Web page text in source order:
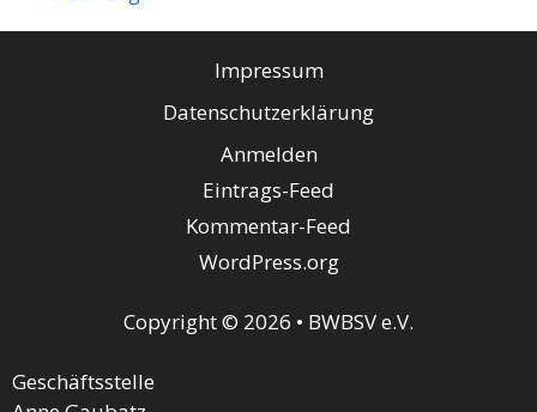
Impressum
Datenschutzerklärung
Anmelden
Eintrags-Feed
Kommentar-Feed
WordPress.org
Copyright © 2026 • BWBSV e.V.
Geschäftsstelle